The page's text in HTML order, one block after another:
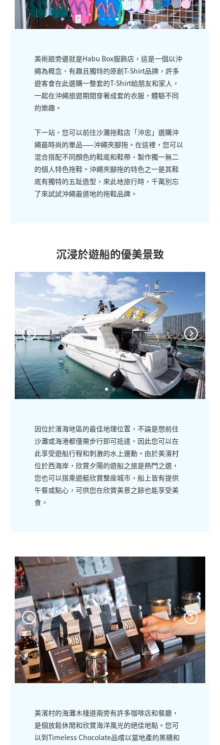
美術館旁邊就是Habu Box服飾店，這是一個以沖
繩為概念、有趣且獨特的原創T-Shirt品牌，許多
遊客會在此選購一整套的T-Shirt給朋友和家人，
一起在沖繩旅遊期間穿著成套的衣服，體驗不同
的樂趣。
下一站，您可以前往沙灘拖鞋店「沖忠」選購沖
繩最時尚的單品——沖繩夾腳拖。在這裡，您可以
混合搭配不同顏色的鞋底和鞋帶，製作獨一無二
的個人特色拖鞋。沖繩夾腳拖的特色之一是其鞋
底有獨特的五趾造型，來此地旅行時，千萬別忘
了來試試沖繩最道地的拖鞋品牌。
沉浸於遊船的優美景致
因位於濱海地區的最佳地理位置，不論是想前往
沙灘或海港都僅需步行即可抵達，因此您可以在
此享受遊船行程和刺激的水上運動。由於美濱村
位於西海岸，欣賞夕陽的遊船之旅是熱門之選，
您也可以搭乘遊艇欣賞整座城市，船上皆有提供
午餐或點心，可供您在欣賞美景之餘也能享受美
食。
美濱村的海灘木棧道兩旁有許多咖啡店和餐廳，
是個放鬆休閒和欣賞海洋風光的絕佳地點。您可
以到Timeless Chocolate品嚐以當地產的黑糖和